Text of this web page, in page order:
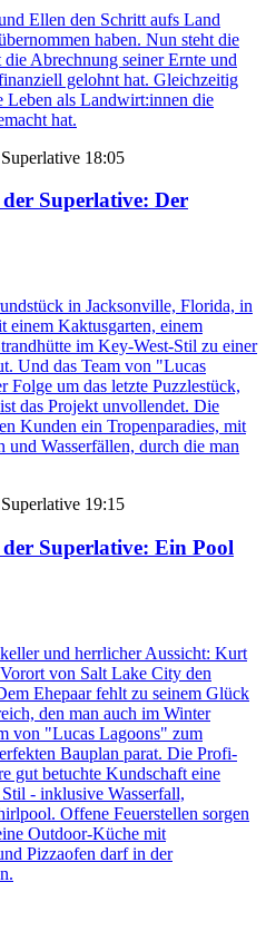
Ellen den Schritt aufs Land
haben. Nun steht die
Abrechnung seiner Ernte und
gelohnt hat. Gleichzeitig
Leben als Landwirt:innen die
hat.
18:05
Superlative: Der
in Jacksonville, Florida, in
einem Kaktusgarten, einem
im Key-West-Stil zu einer
Und das Team von "Lucas
Folge um das letzte Puzzlestück,
das Projekt unvollendet. Die
Kunden ein Tropenparadies, mit
und Wasserfällen, durch die man
19:15
Superlative: Ein Pool
und herrlicher Aussicht: Kurt
von Salt Lake City den
Ehepaar fehlt zu seinem Glück
den man auch im Winter
von "Lucas Lagoons" zum
Bauplan parat. Die Profi-
gut betuchte Kundschaft eine
- inklusive Wasserfall,
Offene Feuerstellen sorgen
Outdoor-Küche mit
Pizzaofen darf in der